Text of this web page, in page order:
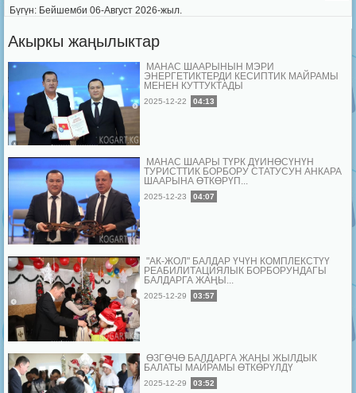
Бүгүн: Бейшемби 06-Август 2026-жыл.
Акыркы жаңылыктар
МАНАС ШААРЫНЫН МЭРИ
ЭНЕРГЕТИКТЕРДИ КЕСИПТИК МАЙРАМЫ
МЕНЕН КУТТУКТАДЫ
2025-12-22 04:13
МАНАС ШААРЫ ТҮРК ДҮЙНӨСҮНҮН
ТУРИСТТИК БОРБОРУ СТАТУСУН АНКАРА
ШААРЫНА ӨТКӨРҮП...
2025-12-23 04:07
"АК-ЖОЛ" БАЛДАР ҮЧҮН КОМПЛЕКСТҮҮ
РЕАБИЛИТАЦИЯЛЫК БОРБОРУНДАГЫ
БАЛДАРГА ЖАҢЫ...
2025-12-29 03:57
ӨЗГӨЧӨ БАЛДАРГА ЖАҢЫ ЖЫЛДЫК
БАЛАТЫ МАЙРАМЫ ӨТКӨРҮЛДҮ
2025-12-29 03:52